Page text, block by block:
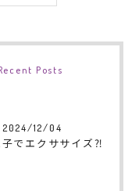
Posts
2024/12/04
子でエクササイズ⁈